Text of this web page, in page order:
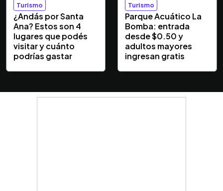
Turismo
¿Andás por Santa
Ana? Estos son 4
lugares que podés
visitar y cuánto
podrías gastar
Turismo
Parque Acuático La
Bomba: entrada
desde $0.50 y
adultos mayores
ingresan gratis